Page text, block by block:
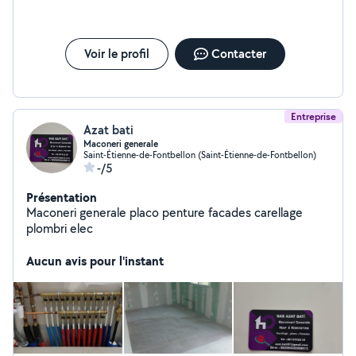
Voir le profil Contacter
Entreprise
Azat bati
Maconeri generale
Saint-Étienne-de-Fontbellon (Saint-Étienne-de-Fontbellon)
-/5
Présentation
Maconeri generale placo penture facades carellage
plombri elec
Aucun avis pour l'instant